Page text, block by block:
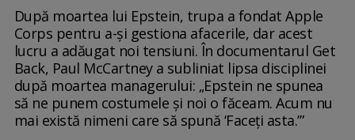
După moartea lui Epstein, trupa a fondat Apple
Corps pentru a-și gestiona afacerile, dar acest
lucru a adăugat noi tensiuni. În documentarul Get
Back, Paul McCartney a subliniat lipsa disciplinei
după moartea managerului: „Epstein ne spunea
să ne punem costumele și noi o făceam. Acum nu
mai există nimeni care să spună ‘Faceți asta.’”